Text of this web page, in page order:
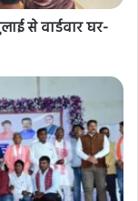
से वार्डवार घर-